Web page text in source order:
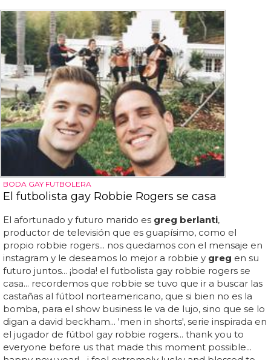
BODA GAY FUTBOLERA
El futbolista gay Robbie Rogers se casa
El afortunado y futuro marido es greg berlanti,
productor de televisión que es guapísimo, como el
propio robbie rogers... nos quedamos con el mensaje en
instagram y le deseamos lo mejor a robbie y greg en su
futuro juntos... ¡boda! el futbolista gay robbie rogers se
casa... recordemos que robbie se tuvo que ir a buscar las
castañas al fútbol norteamericano, que si bien no es la
bomba, para el show business le va de lujo, sino que se lo
digan a david beckham... 'men in shorts', serie inspirada en
el jugador de fútbol gay robbie rogers... thank you to
everyone before us that made this moment possible...